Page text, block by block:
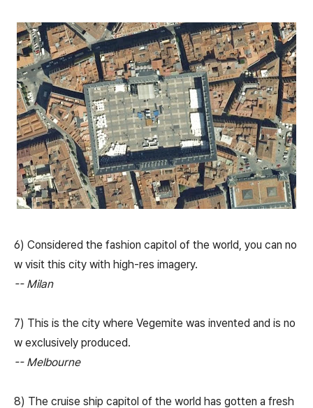
6) Considered the fashion capitol of the world, you can no
w visit this city with high-res imagery.
-- Milan
7) This is the city where Vegemite was invented and is no
w exclusively produced.
-- Melbourne
8) The cruise ship capitol of the world has gotten a fresh